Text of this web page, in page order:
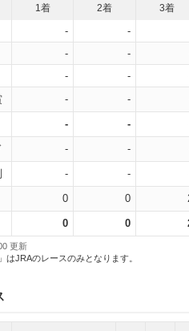
1着 2着 3着
- -
- -
- -
- -
- -
- -
- -
0 0
0 0
更新
はJRAのレースのみとなります。